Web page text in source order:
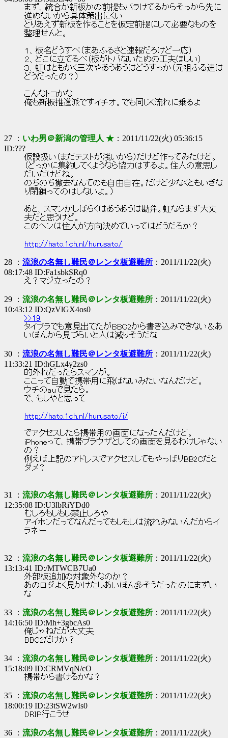
まず、統合か新板かの前提もバラけてるからそっから先に
進めないから具体策出にくい
とりあえず新板を作ることを仮定前提にして必要なものを
整理せんと。
１、板名どうすべ（まあふるさと速報だろけど一応）
２、どこに立てるべ（板がトバないための工夫ほしい）
３、虹はともかく三次やあうあうはどうすっか（元祖ふる速は
どうだったの？）
こんなトコかな
俺も新板推進派ですイチオ。でも同じく流れに乗るよ
27 ： いわ男＠新潟の管理人 ★ ：2011/11/22(火) 05:36:15
ID:???
仮設扱い（まだテストが浅いから）だけど作ってみたけど。
（どっかに集約してくようなら協力はするよ。住人の意思し
だいだけどね。
のちのち撤去なんてのも自由自在。だけど少なくともいきな
り閉鎖ってのはしないよ。）
あと、スマンがしばらくはあうあうは勘弁。虹ならまず大丈
夫だと思うけど。
このヘンは住人が方向決めていってはどうだろか？
http://hato.1ch.nl/hurusato/
28 ： 流浪の名無し難民＠レンタ板避難所 ：2011/11/22(火)
08:17:48 ID:Fa1sbkSRq0
え？マジ立ったの？
29 ： 流浪の名無し難民＠レンタ板避難所 ：2011/11/22(火)
10:43:12 ID:QzVlGX4os0
>>19
タイプラでも意見出てたがBBC2から書き込みできない＆あ
いぽんから見づらいと人は減りそうだな
30 ： 流浪の名無し難民＠レンタ板避難所 ：2011/11/22(火)
11:33:21 ID:hGLx4y2zs0
的外れだったらスマンが。
ここって自動で携帯用に飛ばないみたいなんだけど。
ウチのauで見たら。
で、もしやと思って
http://hato.1ch.nl/hurusato/i/
でアクセスしたら携帯用の画面になったんだけど。
iPhoneって、携帯ブラウザとしての画面を見るわけじゃない
の？
例えば上記のアドレスでアクセスしてもやっぱりBB2Cだと
ダメ？
31 ： 流浪の名無し難民＠レンタ板避難所 ：2011/11/22(火)
12:35:08 ID:U3lbRiYDd0
むしろもしもし禁止しろや
アイホンだってなんだってもしもしは流れみないんだからイ
ラネー
32 ： 流浪の名無し難民＠レンタ板避難所 ：2011/11/22(火)
13:13:41 ID:/MTWCB7Ua0
外部板追加の対象外なのか？
あのロダよく見かけたしあいぽん多そうだったのにまずい
な
33 ： 流浪の名無し難民＠レンタ板避難所 ：2011/11/22(火)
14:16:50 ID:Mh+3gbcAs0
俺じゃねだが大丈夫
BBC2だけか？
34 ： 流浪の名無し難民＠レンタ板避難所 ：2011/11/22(火)
15:18:09 ID:CRMVqN/cO
携帯から書けるかな？
35 ： 流浪の名無し難民＠レンタ板避難所 ：2011/11/22(火)
18:00:19 ID:23tSW2wIs0
DRIP行こうぜ
36 ： 流浪の名無し難民＠レンタ板避難所 ：2011/11/22(火)